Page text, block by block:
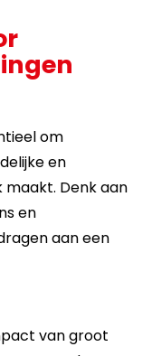
om
en
Denk aan
en
aan een
van groot